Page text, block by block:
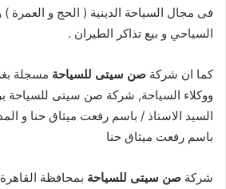
فى مجال السياحة الدينية ( الحج و العمرة )
السياحي و بيع تذاكر الطيران .
كما ان شركة صن سيتى للسياحة مسجلة
ووكلاء السياحة, شركة صن سيتى للسياحة
السيد الاستاذ / باسم رفعت ميثاق حنا و
باسم رفعت ميثاق حنا
شركة صن سيتى للسياحة بمحافظة